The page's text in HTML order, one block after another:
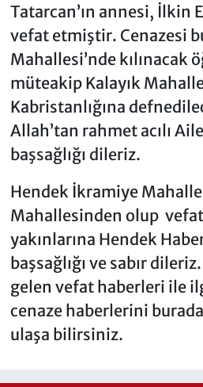
Tatarcan’ın annesi, İlkin
vefat etmiştir. Cenazesi
Mahallesi’nde kılınacak
müteakip Kalayık
Kabristanlığına
Allah’tan rahmet acılı
başsağlığı dileriz.
Hendek İkramiye
Mahallesinden olup
yakınlarına Hendek
başsağlığı ve sabır
gelen vefat haberleri ile
cenaze haberlerini
ulaşa bilirsiniz.